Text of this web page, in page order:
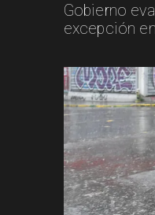
Gobierno
excepción